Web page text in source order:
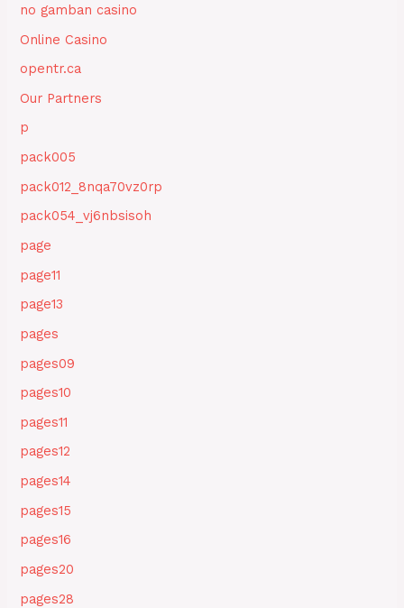
no gamban casino
Online Casino
opentr.ca
Our Partners
p
pack005
pack012_8nqa70vz0rp
pack054_vj6nbsisoh
page
page11
page13
pages
pages09
pages10
pages11
pages12
pages14
pages15
pages16
pages20
pages28